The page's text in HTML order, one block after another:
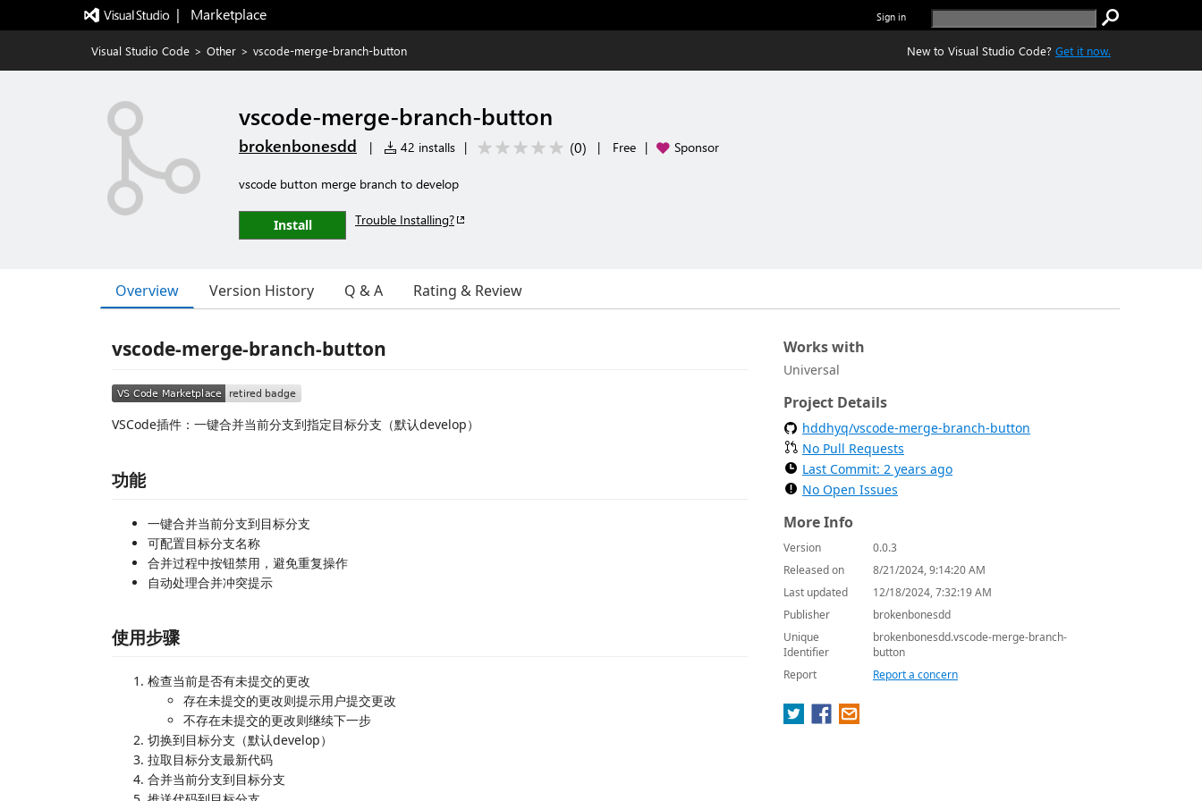
|   Marketplace Sign in
Visual Studio Code > Other > vscode-merge-branch-button New to Visual Studio Code? Get it now.
vscode-merge-branch-button
brokenbonesdd | 42 installs | (0) | Free | Sponsor
vscode button merge branch to develop
Install Trouble Installing?
Overview Version History Q & A Rating & Review
vscode-merge-branch-button
VSCode插件：一键合并当前分支到指定目标分支（默认develop）
功能
一键合并当前分支到目标分支
可配置目标分支名称
合并过程中按钮禁用，避免重复操作
自动处理合并冲突提示
使用步骤
检查当前是否有未提交的更改
存在未提交的更改则提示用户提交更改
不存在未提交的更改则继续下一步
切换到目标分支（默认develop）
拉取目标分支最新代码
合并当前分支到目标分支
Works with
Universal
Project Details
hddhyq/vscode-merge-branch-button
No Pull Requests
Last Commit: 2 years ago
No Open Issues
More Info
Version
0.0.3
Released on
8/21/2024, 9:14:20 AM
Last updated
12/18/2024, 7:32:19 AM
Publisher
brokenbonesdd
Unique
Identifier
brokenbonesdd.vscode-merge-branch-
button
Report
Report a concern